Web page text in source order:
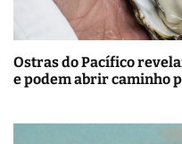
Ostras do Pacífico
e podem abrir caminho